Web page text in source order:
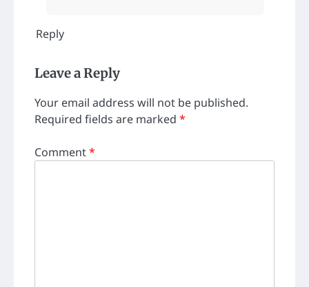
Reply
Leave a Reply
Your email address will not be published.
Required fields are marked *
Comment*